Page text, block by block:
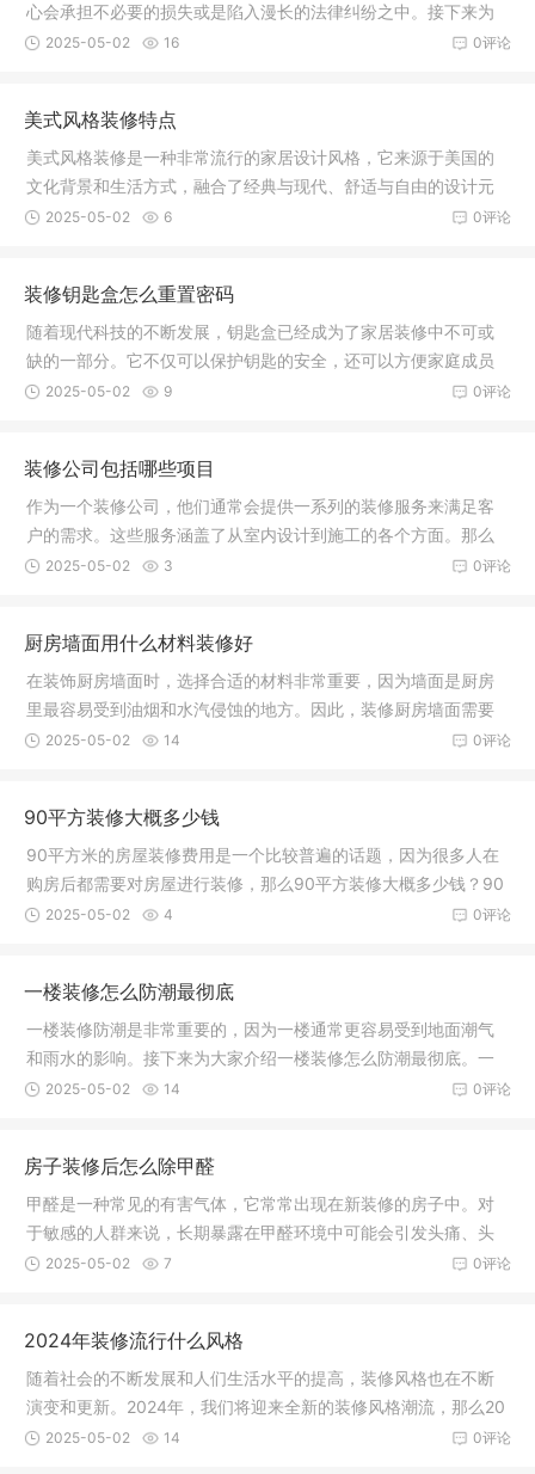
心会承担不必要的损失或是陷入漫长的法律纠纷之中。接下来为
大家介绍
0评论
2025-05-02 16
美式风格装修特点
美式风格装修是一种非常流行的家居设计风格，它来源于美国的
文化背景和生活方式，融合了经典与现代、舒适与自由的设计元
素，塑造
0评论
2025-05-02 6
装修钥匙盒怎么重置密码
随着现代科技的不断发展，钥匙盒已经成为了家居装修中不可或
缺的一部分。它不仅可以保护钥匙的安全，还可以方便家庭成员
进出，而
0评论
2025-05-02 9
装修公司包括哪些项目
作为一个装修公司，他们通常会提供一系列的装修服务来满足客
户的需求。这些服务涵盖了从室内设计到施工的各个方面。那么
装修公司
0评论
2025-05-02 3
厨房墙面用什么材料装修好
在装饰厨房墙面时，选择合适的材料非常重要，因为墙面是厨房
里最容易受到油烟和水汽侵蚀的地方。因此，装修厨房墙面需要
选择防水
0评论
2025-05-02 14
90平方装修大概多少钱
90平方米的房屋装修费用是一个比较普遍的话题，因为很多人在
购房后都需要对房屋进行装修，那么90平方装修大概多少钱？90
平方装修
0评论
2025-05-02 4
一楼装修怎么防潮最彻底
一楼装修防潮是非常重要的，因为一楼通常更容易受到地面潮气
和雨水的影响。接下来为大家介绍一楼装修怎么防潮最彻底。一
楼装修怎
0评论
2025-05-02 14
房子装修后怎么除甲醛
甲醛是一种常见的有害气体，它常常出现在新装修的房子中。对
于敏感的人群来说，长期暴露在甲醛环境中可能会引发头痛、头
晕、咽喉
0评论
2025-05-02 7
2024年装修流行什么风格
随着社会的不断发展和人们生活水平的提高，装修风格也在不断
演变和更新。2024年，我们将迎来全新的装修风格潮流，那么20
24年装修
0评论
2025-05-02 14